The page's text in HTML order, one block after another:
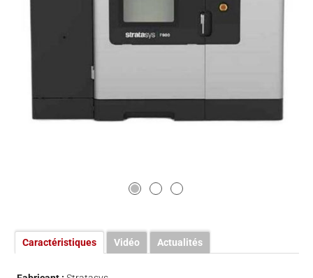
Caractéristiques Vidéo Actualités